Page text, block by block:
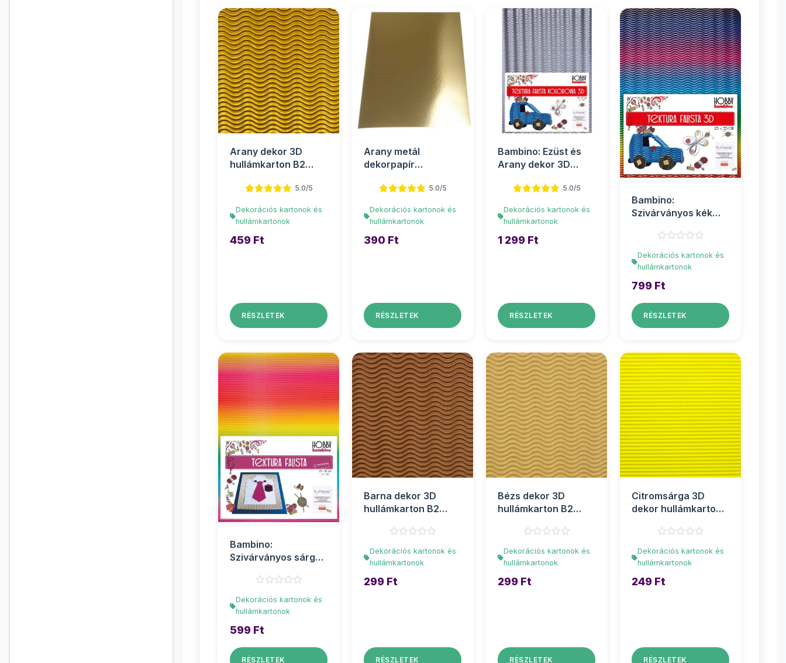
Arany dekor 3D
hullámkarton B2
5.0/5
Dekorációs kartonok és
hullámkartonok
459 Ft
RÉSZLETEK
Arany metál
dekorpapír
5.0/5
Dekorációs kartonok és
hullámkartonok
390 Ft
RÉSZLETEK
Bambino: Ezüst és
Arany dekor 3D
25x35cm
5.0/5
Dekorációs kartonok és
hullámkartonok
1 299 Ft
RÉSZLETEK
Bambino:
Szivárványos kék
hullámkarton B4
25x35...
Dekorációs kartonok és
hullámkartonok
799 Ft
RÉSZLETEK
Bambino:
Szivárványos sárga
hullámkarton B4
25x...
Dekorációs kartonok és
hullámkartonok
599 Ft
RÉSZLETEK
Barna dekor 3D
hullámkarton B2
Dekorációs kartonok és
hullámkartonok
299 Ft
RÉSZLETEK
Bézs dekor 3D
hullámkarton B2
Dekorációs kartonok és
hullámkartonok
299 Ft
RÉSZLETEK
Citromsárga 3D
dekor hullámkarton
Dekorációs kartonok és
hullámkartonok
249 Ft
RÉSZLETEK